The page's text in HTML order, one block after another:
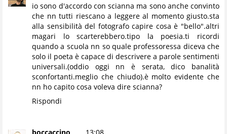
io sono d'accordo con scianna ma sono anche convinto
che nn tutti riescano a leggere al momento giusto.sta
alla sensibilità del fotografo capire cosa è "bello".altri
magari lo scarterebbero.tipo la poesia.ti ricordi
quando a scuola nn so quale professoressa diceva che
solo il poeta è capace di descrivere a parole sentimenti
universali.(oddio oggi nn è serata, dico banalità
sconfortanti.meglio che chiudo).è molto evidente che
nn ho capito cosa voleva dire scianna?
Rispondi